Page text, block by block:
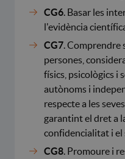
CG6. Basar les
l'evidència
CG7. Comprendre
persones,
físics, psicològics i
autònoms i
respecte a les
garantint el dret a
confidencialitat i el
CG8. Promoure i